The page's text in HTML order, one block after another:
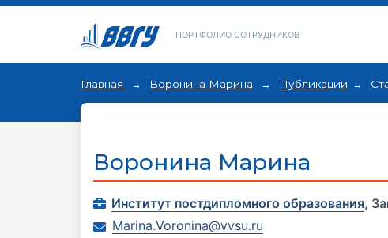
ПОРТФОЛИО СОТРУДНИКОВ
Главная Воронина Марина Публикации
Воронина Марина
Институт постдипломного образования,
Marina.Voronina@vvsu.ru